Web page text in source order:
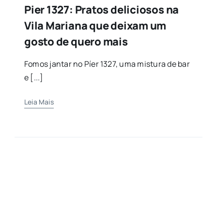
Pier 1327: Pratos deliciosos na
Vila Mariana que deixam um
gosto de quero mais
Fomos jantar no Píer 1327, uma mistura de bar
e [...]
Leia Mais